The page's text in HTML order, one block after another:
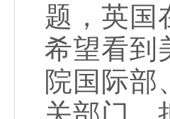
题，英国
希望看到
院国际部